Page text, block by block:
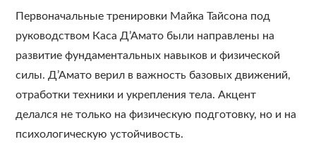
Первоначальные тренировки Майка Тайсона под
руководством Каса Д’Амато были направлены на
развитие фундаментальных навыков и физической
силы. Д’Амато верил в важность базовых движений,
отработки техники и укрепления тела. Акцент
делался не только на физическую подготовку, но и на
психологическую устойчивость.